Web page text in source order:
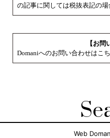
の記事に関しては税抜表記の場
【お問
Domaniへのお問い合わせはこ
Web